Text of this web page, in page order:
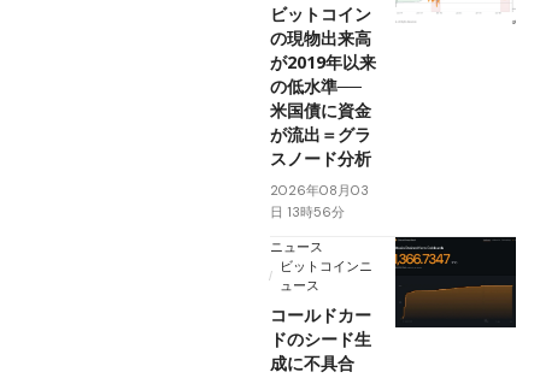
ビットコイン
の現物出来高
が2019年以来
の低水準──
米国債に資金
が流出＝グラ
スノード分析
2026年08月03
日 13時56分
ニュース
ビットコインニ
ュース
コールドカー
ドのシード生
成に不具合